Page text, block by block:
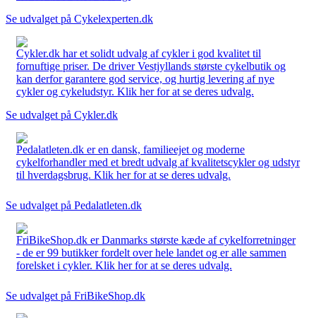
Se udvalget på Cykelexperten.dk
Cykler.dk har et solidt udvalg af cykler i god kvalitet til
fornuftige priser. De driver Vestjyllands største cykelbutik og
kan derfor garantere god service, og hurtig levering af nye
cykler og cykeludstyr. Klik her for at se deres udvalg.
Se udvalget på Cykler.dk
Pedalatleten.dk er en dansk, familieejet og moderne
cykelforhandler med et bredt udvalg af kvalitetscykler og udstyr
til hverdagsbrug. Klik her for at se deres udvalg.
Se udvalget på Pedalatleten.dk
FriBikeShop.dk er Danmarks største kæde af cykelforretninger
- de er 99 butikker fordelt over hele landet og er alle sammen
forelsket i cykler. Klik her for at se deres udvalg.
Se udvalget på FriBikeShop.dk